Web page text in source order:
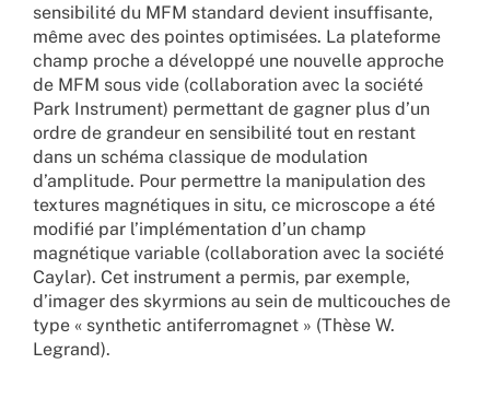
sensibilité du MFM standard devient insuffisante,
même avec des pointes optimisées. La plateforme
champ proche a développé une nouvelle approche
de MFM sous vide (collaboration avec la société
Park Instrument) permettant de gagner plus d’un
ordre de grandeur en sensibilité tout en restant
dans un schéma classique de modulation
d’amplitude. Pour permettre la manipulation des
textures magnétiques in situ, ce microscope a été
modifié par l’implémentation d’un champ
magnétique variable (collaboration avec la société
Caylar). Cet instrument a permis, par exemple,
d’imager des skyrmions au sein de multicouches de
type « synthetic antiferromagnet » (Thèse W.
Legrand).